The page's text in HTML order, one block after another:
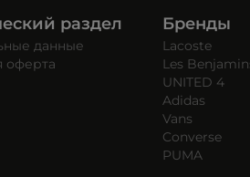
раздел
данные
оферта
Бренды
Lacoste
Les
UNITED 4
Adidas
Vans
Converse
PUMA